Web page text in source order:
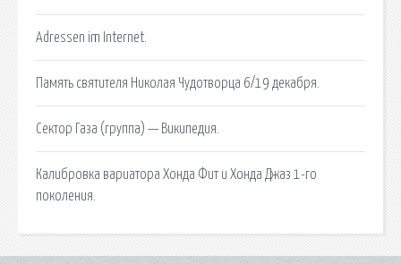
Adressen im Internet.
Память святителя Николая Чудотворца 6/19 декабря.
Сектор Газа (группа) — Википедия.
Калибровка вариатора Хонда Фит и Хонда Джаз 1-го
поколения.